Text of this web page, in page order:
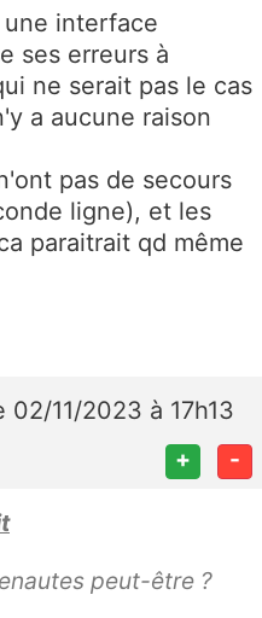
interface
ses erreurs à
ne serait pas le cas
a aucune raison
pas de secours
ligne), et les
paraitrait qd même
02/11/2023 à 17h13
+ -
peut-être ?